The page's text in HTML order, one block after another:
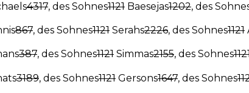
4317, des Sohnes1121 Baesejas1202, des
867, des Sohnes1121 Serahs2226, des Sohnes1121
387, des Sohnes1121 Simmas2155, des Sohnes
3189, des Sohnes1121 Gersons1647, des Sohnes